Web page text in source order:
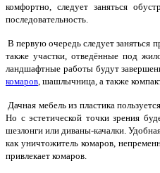
комфортно, следует заняться
последовательность.
В первую очередь следует заняться
также участки, отведённые под
ландшафтные работы будут
комаров , шашлычница, а также
Дачная мебель из пластика
Но с эстетической точки зрения
шезлонги или диваны-качалки.
как уничтожитель комаров,
привлекает комаров.